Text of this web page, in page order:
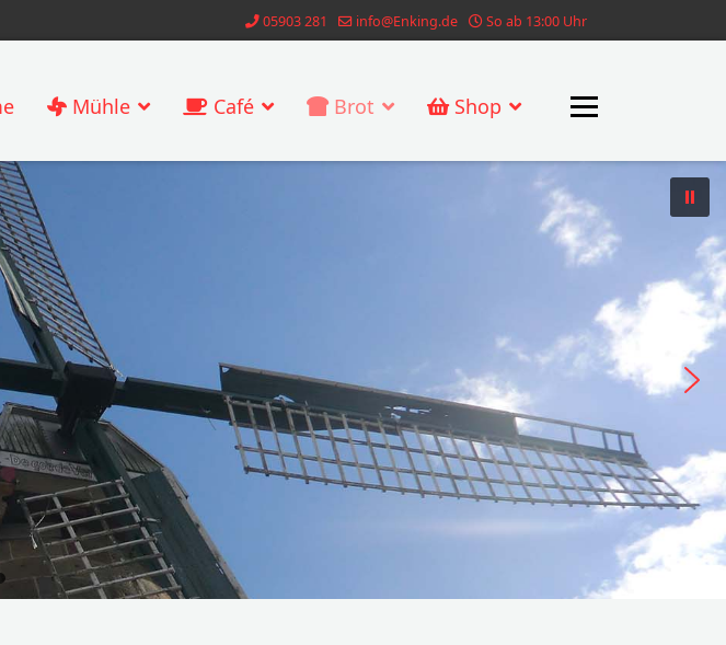
05903 281 info@Enking.de So ab 13:00 Uhr
Mühle Café Brot Shop